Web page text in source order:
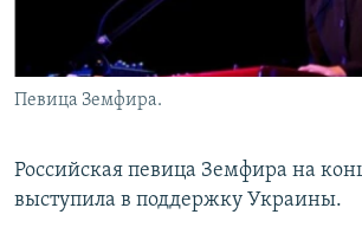
Певица Земфира.
Российская певица Земфира на
выступила в поддержку Украины.